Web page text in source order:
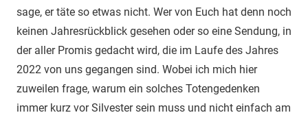
sage, er täte so etwas nicht. Wer von Euch hat denn noch
keinen Jahresrückblick gesehen oder so eine Sendung, in
der aller Promis gedacht wird, die im Laufe des Jahres
2022 von uns gegangen sind. Wobei ich mich hier
zuweilen frage, warum ein solches Totengedenken
immer kurz vor Silvester sein muss und nicht einfach am